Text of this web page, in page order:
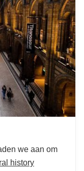
we aan om
history